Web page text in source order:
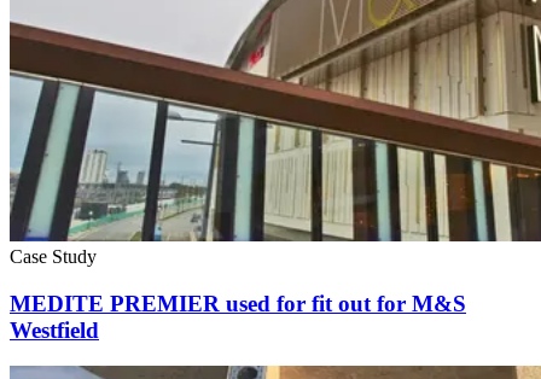
Case Study
MEDITE PREMIER used for fit out for M&S
Westfield